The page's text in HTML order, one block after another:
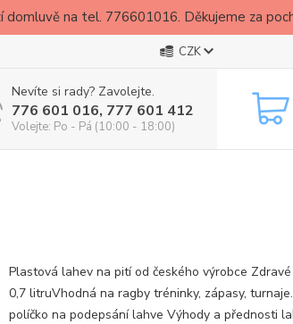
na tel. 776601016. Děkujeme za
CZK
Nevíte si rady? Zavolejte.
776 601 016, 777 601 412
Volejte: Po - Pá (10:00 - 18:00)
Plastová lahev na pití od českého výrobce
0,7 litruVhodná na ragby tréninky, zápasy,
políčko na podepsání lahve Výhody a přednosti